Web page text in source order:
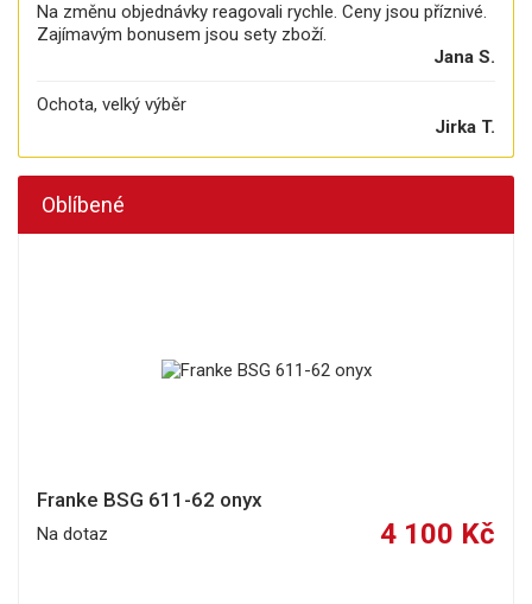
Na změnu objednávky reagovali rychle. Ceny jsou příznivé.
Zajímavým bonusem jsou sety zboží.
Jana S.
Ochota, velký výběr
Jirka T.
Oblíbené
Franke BSG 611-62 onyx
Na dotaz 4 100 Kč